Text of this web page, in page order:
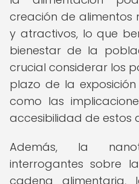
creación de alimentos
y atractivos, lo que
bienestar de la
crucial considerar los
plazo de la
como las
accesibilidad de estos
Además, la
interrogantes sobre
cadena